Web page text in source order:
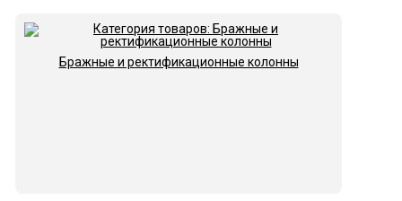
Бражные и ректификационные колонны